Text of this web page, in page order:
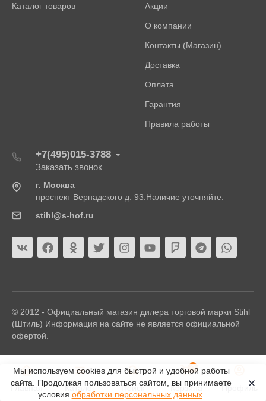
Каталог товаров Акции
О компании
Контакты (Магазин)
Доставка
Оплата
Гарантия
Правила работы
+7(495)015-3788
Заказать звонок
г. Москва
проспект Вернадского д. 93.Наличие уточняйте.
stihl@s-hof.ru
© 2012 - Официальный магазин дилера торговой марки Stihl
(Штиль) Информация на сайте не является официальной
офертой.
Мы используем cookies для быстрой и удобной работы
сайта. Продолжая пользоваться сайтом, вы принимаете
условия обработки персональных данных.
Главная Каталог Поиск Корзина Профиль